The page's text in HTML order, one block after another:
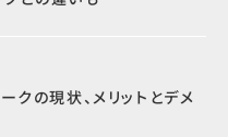
クの現状、メリットとデメ